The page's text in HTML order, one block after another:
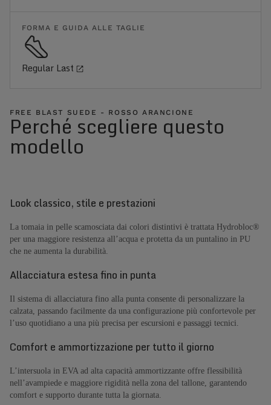
FORMA E GUIDA ALLE TAGLIE
Regular Last
FREE BLAST SUEDE - ROSSO ARANCIONE
Perché scegliere questo
modello
Look classico, stile e prestazioni
La tomaia in pelle scamosciata dai colori distintivi è trattata Hydrobloc®
per una maggiore resistenza all’acqua e protetta da un puntalino in PU
che ne aumenta la durabilità.
Allacciatura estesa fino in punta
Il sistema di allacciatura fino alla punta consente di personalizzare la
calzata, passando facilmente da una configurazione più confortevole per
l’uso quotidiano a una più precisa per escursioni e passaggi tecnici.
Comfort e ammortizzazione per tutto il giorno
L’intersuola in EVA ad alta capacità ammortizzante offre flessibilità
nell’avampiede e maggiore rigidità nella zona del tallone, garantendo
comfort e supporto durante tutta la giornata.